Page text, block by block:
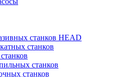
станков HEAD
станков
станков
станков